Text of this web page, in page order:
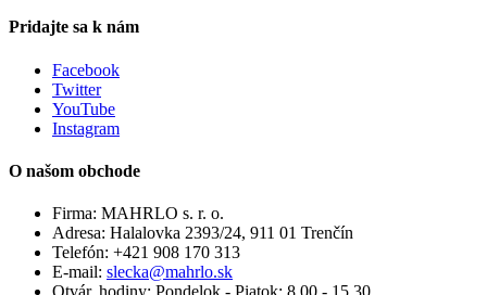
Pridajte sa k nám
Facebook
Twitter
YouTube
Instagram
O našom obchode
Firma: MAHRLO s. r. o.
Adresa: Halalovka 2393/24, 911 01 Trenčín
Telefón: +421 908 170 313
E-mail: slecka@mahrlo.sk